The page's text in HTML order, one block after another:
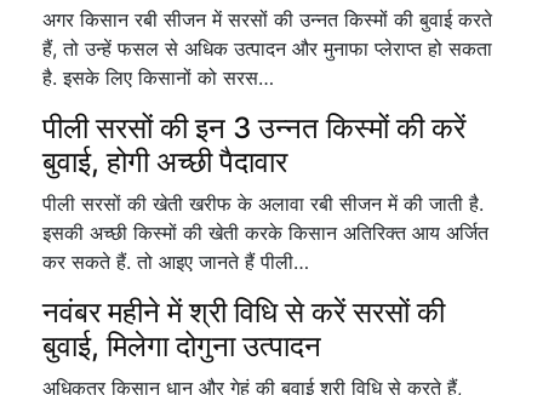
अगर किसान रबी सीजन में सरसों की उन्नत किस्मों की बुवाई करते
हैं, तो उन्हें फसल से अधिक उत्पादन और मुनाफा प्लेराप्त हो सकता
है. इसके लिए किसानों को सरस…
पीली सरसों की इन 3 उन्नत किस्मों की करें
बुवाई, होगी अच्छी पैदावार
पीली सरसों की खेती खरीफ के अलावा रबी सीजन में की जाती है.
इसकी अच्छी किस्मों की खेती करके किसान अतिरिक्त आय अर्जित
कर सकते हैं. तो आइए जानते हैं पीली…
नवंबर महीने में श्री विधि से करें सरसों की
बुवाई, मिलेगा दोगुना उत्पादन
अधिकतर किसान धान और गेहूं की बुवाई श्री विधि से करते हैं,